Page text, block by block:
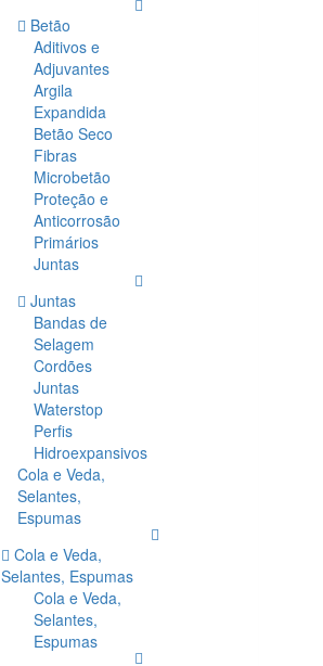
Betão
Aditivos e
Adjuvantes
Argila
Expandida
Betão Seco
Fibras
Microbetão
Proteção e
Anticorrosão
Primários
Juntas
Juntas
Bandas de
Selagem
Cordões
Juntas
Waterstop
Perfis
Hidroexpansivos
Cola e Veda,
Selantes,
Espumas
Cola e Veda,
Selantes, Espumas
Cola e Veda,
Selantes,
Espumas